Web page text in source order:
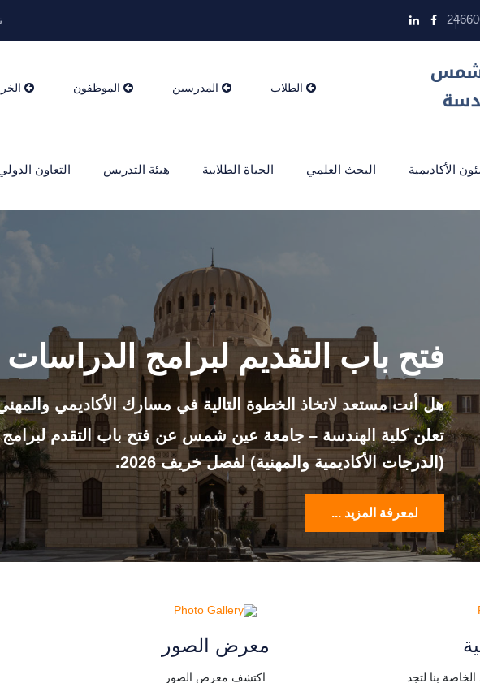
الطلاب المدرسين الموظفون
الأكاديمية البحث العلمي الحياة الطلابية هيئة التدريس التعاون
فتح باب التقديم لبرامج الدراسات
هل أنت مستعد لاتخاذ الخطوة التالية في مسارك الأكاديمي
تعلن كلية الهندسة – جامعة عين شمس عن فتح باب التقدم لبرامج
(الدرجات الأكاديمية والمهنية) لفصل خريف 2026.
لمعرفة المزيد ...
بنا لتجد
معرض الصور
اكتشف معرض الصور